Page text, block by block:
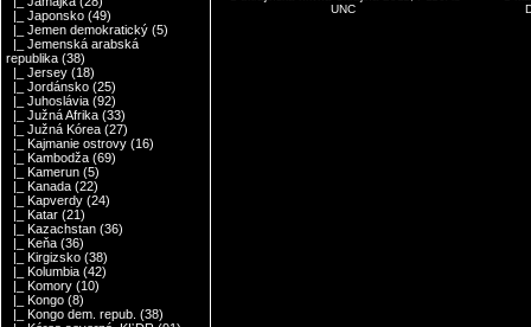
|_ Japonsko (49)
|_ Jemen demokratický (5)
|_ Jemenská arabská
republika (38)
|_ Jersey (18)
|_ Jordánsko (25)
|_ Juhoslávia (92)
|_ Južná Afrika (33)
|_ Južná Kórea (27)
|_ Kajmanie ostrovy (16)
|_ Kambodža (69)
|_ Kamerun (5)
|_ Kanada (22)
|_ Kapverdy (24)
|_ Katar (21)
|_ Kazachstan (36)
|_ Keňa (36)
|_ Kirgizsko (38)
|_ Kolumbia (42)
|_ Komory (10)
|_ Kongo (8)
|_ Kongo dem. repub. (38)
UNC